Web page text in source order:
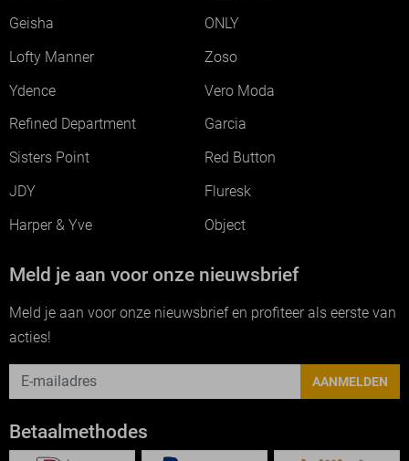
Geisha
ONLY
Lofty Manner
Zoso
Ydence
Vero Moda
Refined Department
Garcia
Sisters Point
Red Button
JDY
Fluresk
Harper & Yve
Object
Meld je aan voor onze nieuwsbrief
Meld je aan voor onze nieuwsbrief en profiteer als eerste van
acties!
AANMELDEN
Betaalmethodes